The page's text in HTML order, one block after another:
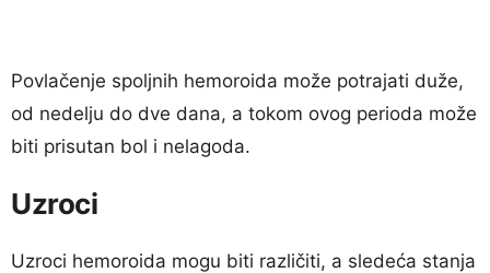
Povlačenje spoljnih hemoroida može potrajati duže,
od nedelju do dve dana, a tokom ovog perioda može
biti prisutan bol i nelagoda.
Uzroci
Uzroci hemoroida mogu biti različiti, a sledeća stanja